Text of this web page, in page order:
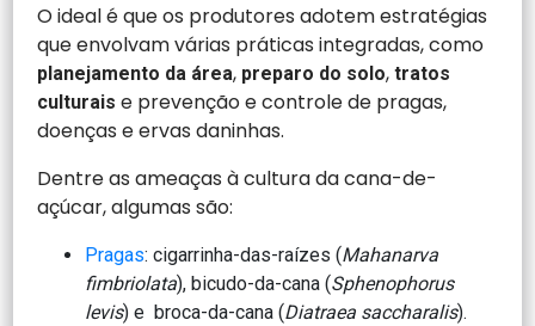
O ideal é que os produtores adotem estratégias
que envolvam várias práticas integradas, como
planejamento da área, preparo do solo,tratos
culturais e prevenção e controle de pragas,
doenças e ervas daninhas.
Dentre as ameaças à cultura da cana-de-
açúcar, algumas são:
Pragas: cigarrinha-das-raízes (Mahanarva
fimbriolata), bicudo-da-cana (Sphenophorus
levis) e broca-da-cana (Diatraea saccharalis).